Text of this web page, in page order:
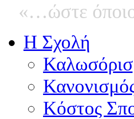
«…ώστε
Η Σχολή
Κόστος